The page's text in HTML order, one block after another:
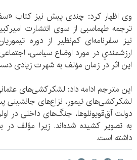
وی اظهار کرد: چندی پیش نیز کتاب
ترجمه طهماسبی از سوی انتشارت
نیز سفرنامه‌ای کم‌نظير از دوره
ارزشمندي در مورد اوضاع سياسی،
اين اثر در زمان مؤلف به شهرت زيادی
این مترجم ادامه داد: لشکرکشی‌های
لشکرکشی‌های تيمور، نزاع‌های
دولت آق‌قويونلوها، جنگ‌های داخلی
به تصوير کشيده شده‌اند. زيرا مؤلف در
داشته است.